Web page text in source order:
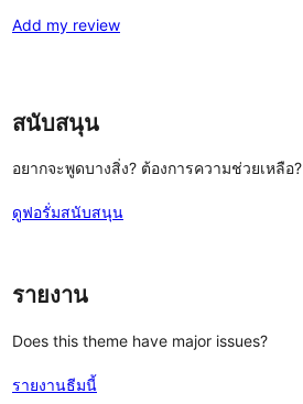
Add my review
สนับสนุน
อยากจะพูดบางสิ่ง? ต้องการความช่วยเหลือ?
ดูฟอรั่มสนับสนุน
รายงาน
Does this theme have major issues?
รายงานธีมนี้